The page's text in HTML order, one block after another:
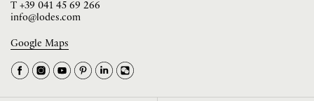
La tua occupazione è
T +39 041 45 69 266
info@lodes.com
Google Maps